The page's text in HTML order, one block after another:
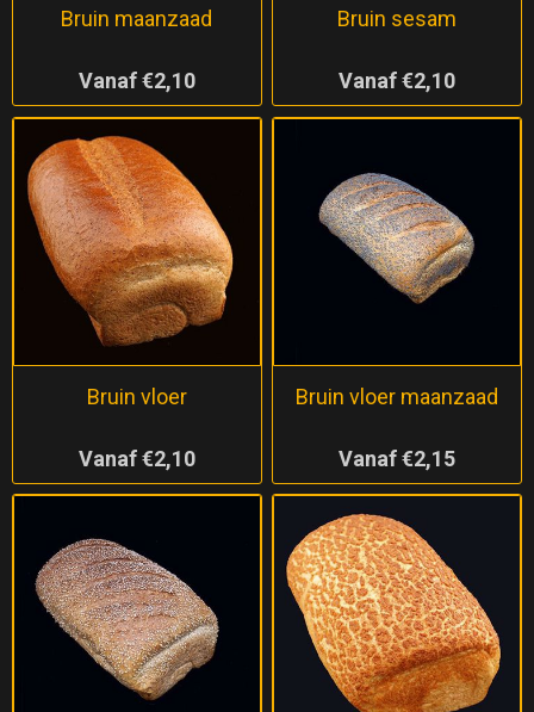
Bruin maanzaad
Vanaf €2,10
Bruin sesam
Vanaf €2,10
Bruin vloer
Vanaf €2,10
Bruin vloer maanzaad
Vanaf €2,15